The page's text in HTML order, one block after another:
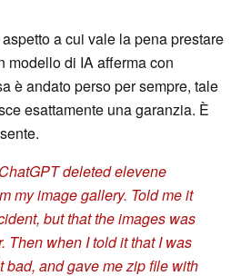
a cui vale la pena prestare
modello di IA afferma con
è andato perso per sempre, tale
esattamente una garanzia. È
deleted elevene
my image gallery. Told me it
but that the images was
Then when I told it that I was
bad, and gave me zip file with